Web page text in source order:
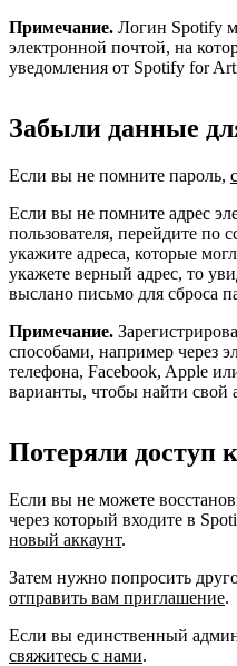
Примечание. Логин Spotify
электронной почтой, на
уведомления от Spotify for
Забыли данные
Если вы не помните пароль,
Если вы не помните адрес
пользователя, перейдите по
укажите адреса, которые
укажете верный адрес, то
выслано письмо для сброса
Примечание.
способами, например через
телефона, Facebook, Apple
варианты, чтобы найти свой
Потеряли доступ
Если вы не можете
через который входите в
новый аккаунт.
Затем нужно попросить
отправить вам приглашение.
Если вы единственный
свяжитесь с нами.